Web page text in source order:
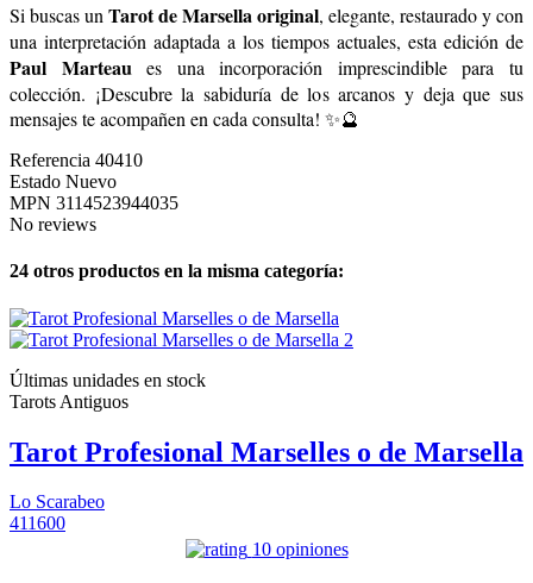
Si buscas un Tarot de Marsella original, elegante, restaurado y con
una interpretación adaptada a los tiempos actuales, esta edición de
Paul Marteau es una incorporación imprescindible para tu
colección. ¡Descubre la sabiduría de los arcanos y deja que sus
mensajes te acompañen en cada consulta! ✨🔮
Referencia 40410
Estado Nuevo
MPN 3114523944035
No reviews
24 otros productos en la misma categoría:
Últimas unidades en stock
Tarots Antiguos
Tarot Profesional Marselles o de Marsella
Lo Scarabeo
411600
10 opiniones